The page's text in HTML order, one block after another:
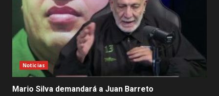
Noticias
Mario Silva demandará a Juan Barreto